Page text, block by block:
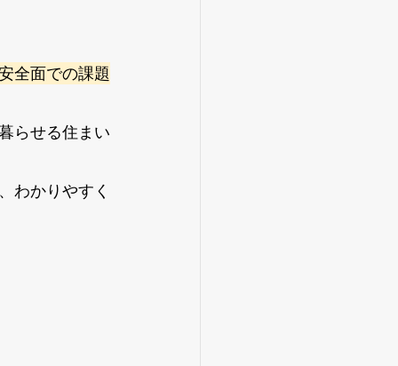
全面での課題
らせる住まい
わかりやすく